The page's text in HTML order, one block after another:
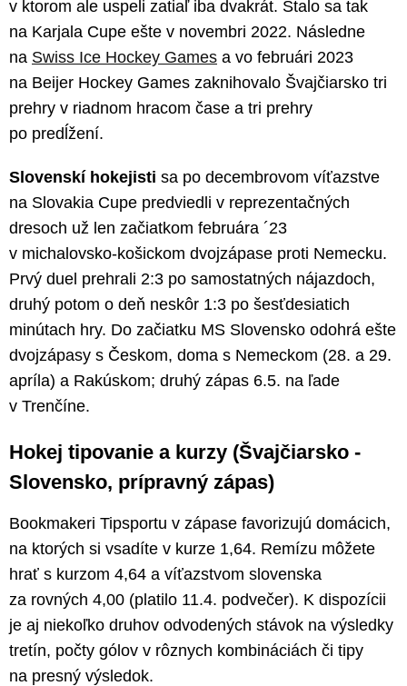
v ktorom ale uspeli zatiaľ iba dvakrát. Stalo sa tak
na Karjala Cupe ešte v novembri 2022. Následne
na Swiss Ice Hockey Games a vo februári 2023
na Beijer Hockey Games zaknihovalo Švajčiarsko tri
prehry v riadnom hracom čase a tri prehry
po predĺžení.
Slovenskí hokejisti sa po decembrovom víťazstve
na Slovakia Cupe predviedli v reprezentačných
dresoch už len začiatkom februára ´23
v michalovsko-košickom dvojzápase proti Nemecku.
Prvý duel prehrali 2:3 po samostatných nájazdoch,
druhý potom o deň neskôr 1:3 po šesťdesiatich
minútach hry. Do začiatku MS Slovensko odohrá ešte
dvojzápasy s Českom, doma s Nemeckom (28. a 29.
apríla) a Rakúskom; druhý zápas 6.5. na ľade
v Trenčíne.
Hokej tipovanie a kurzy (Švajčiarsko -
Slovensko, prípravný zápas)
Bookmakeri Tipsportu v zápase favorizujú domácich,
na ktorých si vsadíte v kurze 1,64. Remízu môžete
hrať s kurzom 4,64 a víťazstvom slovenska
za rovných 4,00 (platilo 11.4. podvečer). K dispozícii
je aj niekoľko druhov odvodených stávok na výsledky
tretín, počty gólov v rôznych kombináciách či tipy
na presný výsledok.